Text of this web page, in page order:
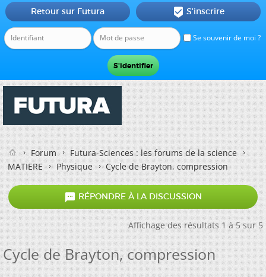
Se souvenir de moi ?
Retour sur Futura  S'inscrire
Forum
Futura-Sciences : les forums de la science
MATIERE
Physique Cycle de Brayton, compression
 RÉPONDRE À LA DISCUSSION
Affichage des résultats 1 à 5 sur 5
Cycle de Brayton, compression